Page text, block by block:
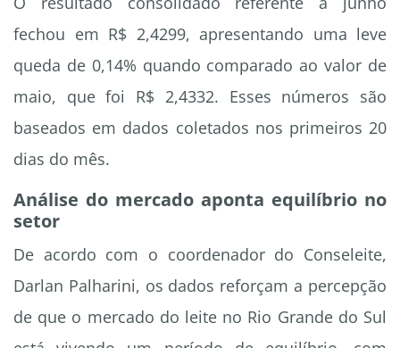
fechou em R$ 2,4299, apresentando uma leve
queda de 0,14% quando comparado ao valor de
maio, que foi R$ 2,4332. Esses números são
baseados em dados coletados nos primeiros 20
dias do mês.
Análise do mercado aponta equilíbrio no
setor
De acordo com o coordenador do Conseleite,
Darlan Palharini, os dados reforçam a percepção
de que o mercado do leite no Rio Grande do Sul